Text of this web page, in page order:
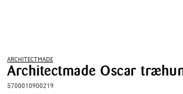
ARCHITECTMADE
Architectmade Oscar
5700010900219